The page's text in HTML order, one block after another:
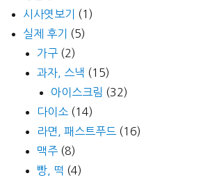
시사엿보기
(1)
실제 후기
(5)
가구 (2)
과자, 스낵 (15)
아이스크림 (32)
다이소 (14)
라면, 패스트푸드 (16)
맥주 (8)
빵, 떡 (4)